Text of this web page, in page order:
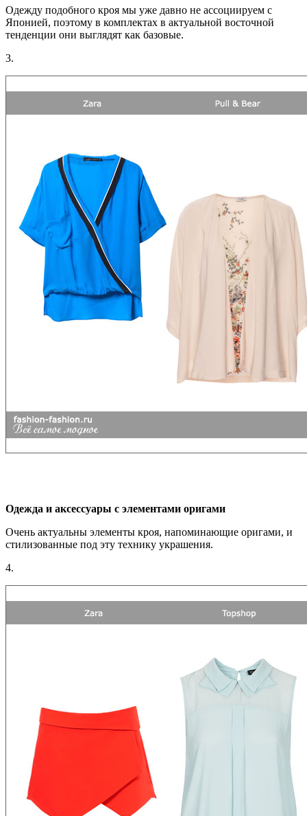
Одежду подобного кроя мы уже давно не ассоциируем с
Японией, поэтому в комплектах в актуальной восточной
тенденции они выглядят как базовые.
3.
Одежда и аксессуары с элементами оригами
Очень актуальны элементы кроя, напоминающие оригами, и
стилизованные под эту технику украшения.
4.